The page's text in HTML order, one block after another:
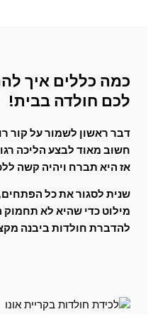
כמה כללים איך
לכם חולדה בבית!
דבר ראשון לשמור על קור
חשוב מאוד לבצע הליכה
אז היא תברח ויהיה קשה
שנית לסגור את כל
מילוט כדי שהיא לא תחמוק
להדברת חולדות ביבנה